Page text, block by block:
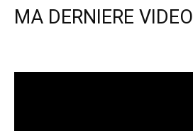
MA DERNIERE VIDEO